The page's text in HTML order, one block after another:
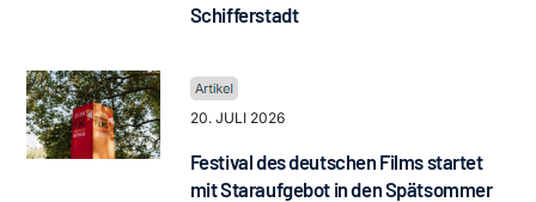
Schifferstadt
20. JULI 2026
Festival des deutschen Films startet
mit Staraufgebot in den Spätsommer